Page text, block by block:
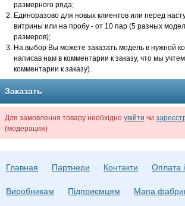
размерного ряда;
Единоразово для новых клиентов или перед
витрины или на пробу - от 10 пар (5 разных
размеров);
На выбор Вы можете заказать модель в нужной
написав нам в комментарии к заказу, что мы
комментарии к заказу).
Заказать
Для замовлення товару необхідно увійти чи
(модерация)
Главная Партнери Контакти Оплата
Виробникам Підприємцям Мапа фабрик